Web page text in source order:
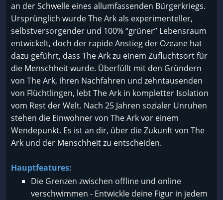
an der Schwelle eines allumfassenden Bürgerkriegs.
Ursprünglich wurde The Ark als experimenteller,
selbstversorgender und 100% “grüner” Lebensraum
entwickelt, doch der rapide Anstieg der Ozeane hat
dazu geführt, dass The Ark zu einem Zufluchtsort für
die Menschheit wurde. Überfüllt mit den Gründern
von The Ark, ihren Nachfahren und zehntausenden
von Flüchtlingen, lebt The Ark in kompletter Isolation
vom Rest der Welt. Nach 25 Jahren sozialer Unruhen
stehen die Einwohner von The Ark vor einem
Wendepunkt. Es ist an dir, über die Zukunft von The
Ark und der Menschheit zu entscheiden.
Hauptfeatures:
Die Grenzen zwischen offline und online
verschwimmen - Entwickle deine Figur in jedem